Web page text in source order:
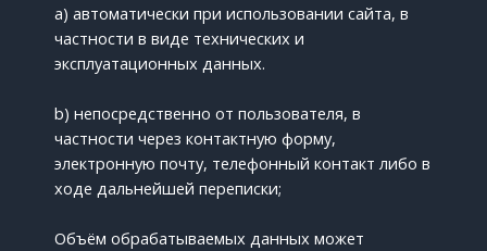
a) автоматически при использовании сайта, в
частности в виде технических и
эксплуатационных данных.
b) непосредственно от пользователя, в
частности через контактную форму,
электронную почту, телефонный контакт либо в
ходе дальнейшей переписки;
Объём обрабатываемых данных может